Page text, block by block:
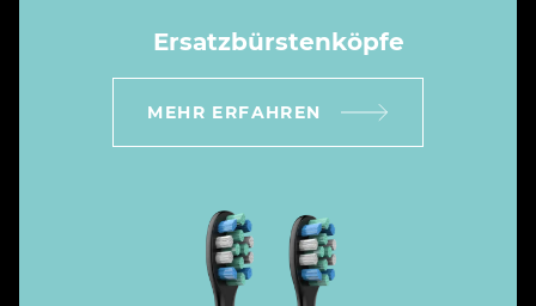
Ersatzbürstenköpfe
MEHR ERFAHREN